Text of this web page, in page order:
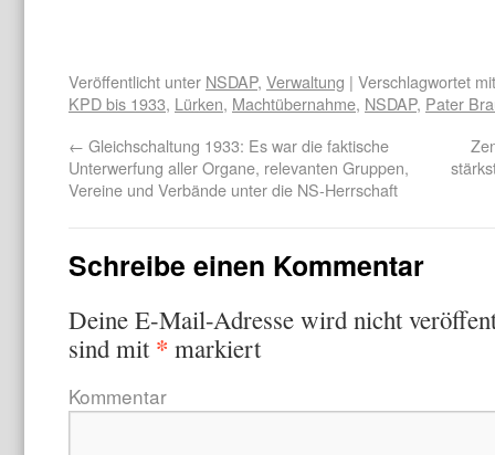
Veröffentlicht unter NSDAP, Verwaltung | Verschlagwortet
KPD bis 1933, Lürken, Machtübernahme, NSDAP, Pater
← Gleichschaltung 1933: Es war die faktische
Unterwerfung aller Organe, relevanten Gruppen,
Vereine und Verbände unter die NS-Herrschaft
Schreibe einen Kommentar
Deine E-Mail-Adresse wird nicht
sind mit * markiert
Kommentar